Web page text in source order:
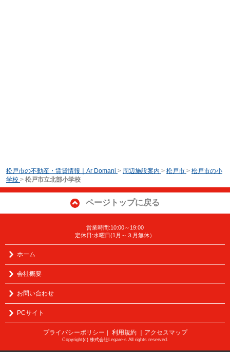
松戸市の不動産・賃貸情報｜Ar Domani > 周辺施設案内 > 松戸市 > 松戸市の小
学校 > 松戸市立北部小学校
ページトップに戻る
営業時間:10:00～19:00
定休日:水曜日(1月～３月無休）
ホーム
会社概要
お問い合わせ
PCサイト
プライバシーポリシー ｜ 利用規約 ｜アクセスマップ
Copyright(c) 株式会社Legare-s All rights reserved.